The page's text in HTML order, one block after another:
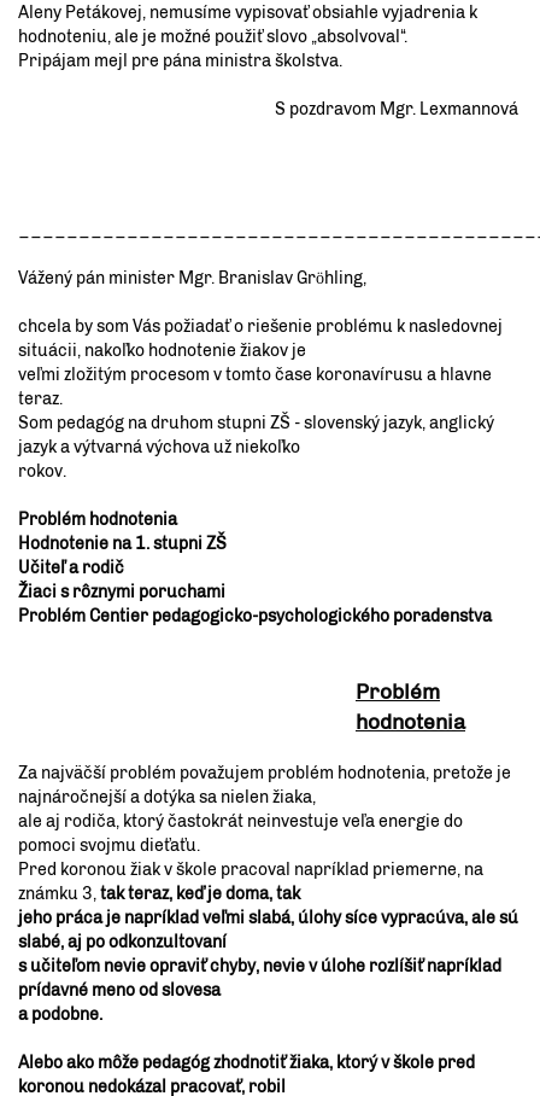
Aleny Petákovej, nemusíme vypisovať obsiahle vyjadrenia k
hodnoteniu, ale je možné použiť slovo „absolvoval“.
Pripájam mejl pre pána ministra školstva.
S pozdravom Mgr. Lexmannová
Vážený pán minister Mgr. Branislav Grӧhling,
chcela by som Vás požiadať o riešenie problému k nasledovnej
situácii, nakoľko hodnotenie žiakov je
veľmi zložitým procesom v tomto čase koronavírusu a hlavne
teraz.
Som pedagóg na druhom stupni ZŠ - slovenský jazyk, anglický
jazyk a výtvarná výchova už niekoľko
rokov.
Problém hodnotenia
Hodnotenie na 1. stupni ZŠ
Učiteľ a rodič
Žiaci s rôznymi poruchami
Problém Centier pedagogicko-psychologického poradenstva
Problém
hodnotenia
Za najväčší problém považujem problém hodnotenia, pretože je
najnáročnejší a dotýka sa nielen žiaka,
ale aj rodiča, ktorý častokrát neinvestuje veľa energie do
pomoci svojmu dieťaťu.
Pred koronou žiak v škole pracoval napríklad priemerne, na
známku 3,tak teraz, keď je doma, tak
jeho práca je napríklad veľmi slabá, úlohy síce vypracúva, ale sú
slabé, aj po odkonzultovaní
s učiteľom nevie opraviť chyby, nevie v úlohe rozlíšiť napríklad
prídavné meno od slovesa
a podobne.
Alebo ako môže pedagóg zhodnotiť žiaka, ktorý v škole pred
koronou nedokázal pracovať, robil